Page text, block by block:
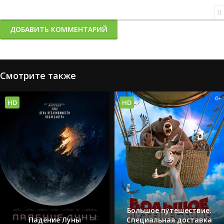
0
ДОБАВИТЬ КОММЕНТАРИЙ
Смотрите также
Падение Луны
HD
Большое путешествие.
Специальная доставка
HD